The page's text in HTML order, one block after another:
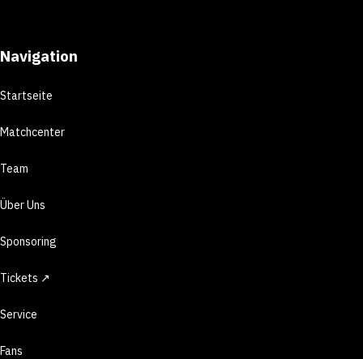
Navigation
Startseite
Matchcenter
Team
Über Uns
Sponsoring
Tickets ↗
Service
Fans